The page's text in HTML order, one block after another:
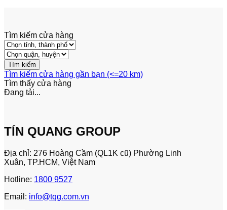
Tìm kiếm cửa hàng
Tìm kiếm cửa hàng gần bạn (<=20 km)
Tìm thấy cửa hàng
Đang tải...
TÍN QUANG GROUP
Địa chỉ: 276 Hoàng Cầm (QL1K cũ) Phường Linh
Xuân, TP.HCM, Việt Nam
Hotline: 1800 9527
Email: info@tqg.com.vn